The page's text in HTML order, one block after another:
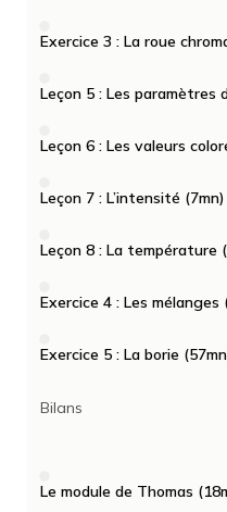
Exercice 3 : La roue
Leçon 5 : Les paramètres
Leçon 6 : Les valeurs
Leçon 7 : L’intensité (7mn)
Leçon 8 : La température
Exercice 4 : Les mélanges
Exercice 5 : La borie
Bilans
Le module de Thomas